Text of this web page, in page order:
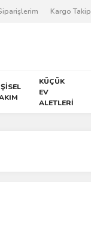
Kargo Takip
KÜÇÜK
EV
ALETLERİ